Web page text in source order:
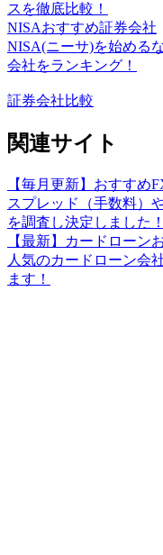
スを徹底比較！
NISAおすすめ証券会社
NISA(ニーサ)を始める
会社をランキング！
証券会社比較
関連サイト
【毎月更新】おすすめ
スプレッド（手数料）
を調査し決定しました！
【最新】カードローン
人気のカードローン会
ます！